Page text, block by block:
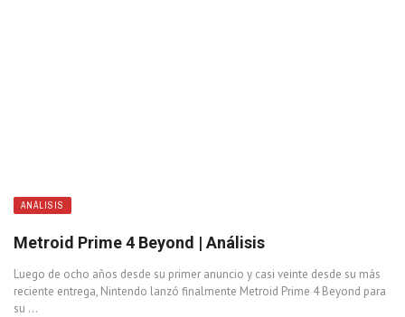
ANÁLISIS
Metroid Prime 4 Beyond | Análisis
Luego de ocho años desde su primer anuncio y casi veinte desde su más
reciente entrega, Nintendo lanzó finalmente Metroid Prime 4 Beyond para
su ...